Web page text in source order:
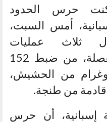
حرس الحدود
أمس السبت،
ثلاث عمليات
منفصلة، من ضبط 152
من الحشيش،
من طنجة.
إسبانية، أن حرس